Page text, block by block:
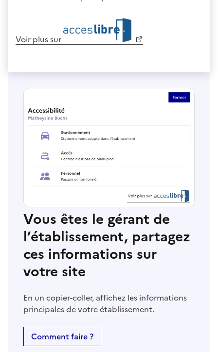
Voir plus sur
Vous êtes le gérant de
l’établissement, partagez
ces informations sur
votre site
En un copier-coller, affichez les informations
principales de votre établissement.
Comment faire ?